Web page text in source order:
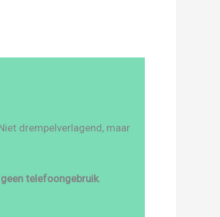
drempelverlagend, maar
geen telefoongebruik.